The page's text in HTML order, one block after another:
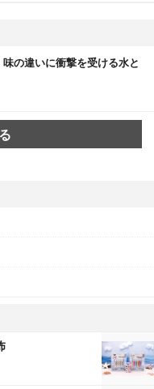
の違いに衝撃を受ける水と